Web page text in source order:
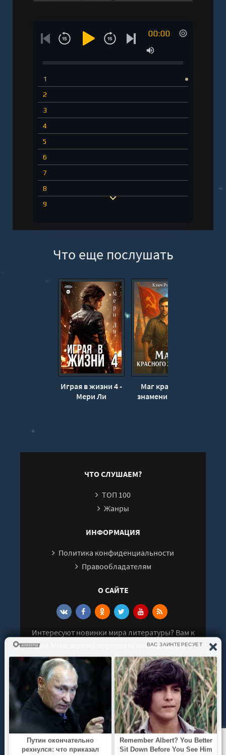
00:00
1
2
3
4
5
6
7
8
9
14
Что еще послушать
Играя в жизни 4 -
Мери Ли
Маг красного
знамени - Клим
ЧТО СЛУШАЕМ?
ТОП 100
Жанры
ИНФОРМАЦИЯ
Политика конфиденциальности
Правообладателям
О САЙТЕ
Интересуют новинки мира литературы? Вам к
нам. У нас можно послушать как новые так и
старые аудиокниги. Выбрать и поделиться с
друзьями лучшими аудиокнигами!
© 2021 - 2026 kniga-audio.net. Все права
защищены.